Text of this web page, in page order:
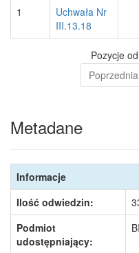
1
Uchwała Nr
III.13.18
Pozycje
Poprzednia
Metadane
Informacje
Ilość odwiedzin:
Podmiot
udostępniający: